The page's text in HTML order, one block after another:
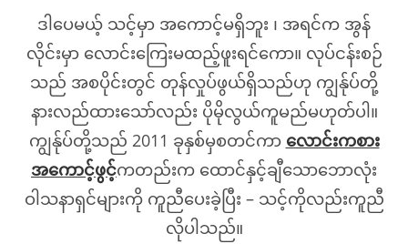
ဒါပေမယ့် သင့်မှာ အကောင့်မရှိဘူး ၊ အရင်က အွန်
လိုင်းမှာ လောင်းကြေးမထည့်ဖူးရင်ကော။ လုပ်ငန်းစဉ်
သည် အစပိုင်းတွင် တုန်လှုပ်ဖွယ်ရှိသည်ဟု ကျွန်ုပ်တို့
နားလည်ထားသော်လည်း ပိုမိုလွယ်ကူမည်မဟုတ်ပါ။
ကျွန်ုပ်တို့သည် 2011 ခုနှစ်မှစတင်ကာ လောင်းကစား
အကောင့်ဖွင့်ကတည်းက ထောင်နှင့်ချီသောဘောလုံး
ဝါသနာရှင်များကို ကူညီပေးခဲ့ပြီး – သင့်ကိုလည်းကူညီ
လိုပါသည်။